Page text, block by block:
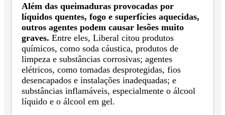
Além das queimaduras provocadas por
líquidos quentes, fogo e superfícies aquecidas,
outros agentes podem causar lesões muito
graves. Entre eles, Liberal citou produtos
químicos, como soda cáustica, produtos de
limpeza e substâncias corrosivas; agentes
elétricos, como tomadas desprotegidas, fios
desencapados e instalações inadequadas; e
substâncias inflamáveis, especialmente o álcool
líquido e o álcool em gel.